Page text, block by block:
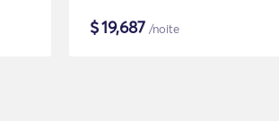
$19,687 /noite